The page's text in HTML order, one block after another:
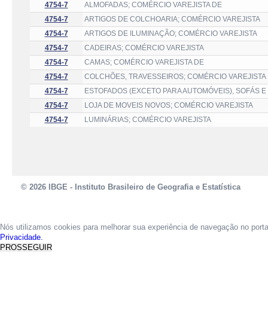
4754-7
ALMOFADAS; COMÉRCIO VAREJISTA DE
4754-7
ARTIGOS DE COLCHOARIA; COMÉRCIO VAREJISTA
4754-7
ARTIGOS DE ILUMINAÇÃO; COMÉRCIO VAREJISTA
4754-7
CADEIRAS; COMÉRCIO VAREJISTA
4754-7
CAMAS; COMÉRCIO VAREJISTA DE
4754-7
COLCHÕES, TRAVESSEIROS; COMÉRCIO VAREJISTA
4754-7
ESTOFADOS (EXCETO PARA AUTOMÓVEIS), SOFÁS
4754-7
LOJA DE MOVEIS NOVOS; COMÉRCIO VAREJISTA
4754-7
LUMINÁRIAS; COMÉRCIO VAREJISTA
© 2026 IBGE - Instituto Brasileiro de Geografia e Estatística
Nós utilizamos cookies para melhorar sua experiência de navegação no
Privacidade.
PROSSEGUIR